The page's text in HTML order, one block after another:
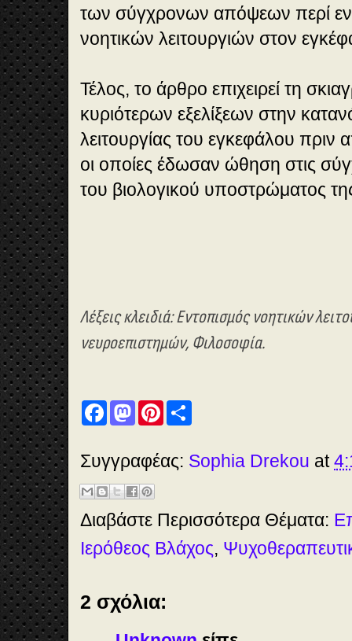
των σύγχρονων απόψεων περί
νοητικών λειτουργιών στον
Τέλος, το άρθρο επιχειρεί τη
κυριότερων εξελίξεων στην
λειτουργίας του εγκεφάλου πριν
οι οποίες έδωσαν ώθηση στις
του βιολογικού υποστρώματος
Λέξεις κλειδιά: Εντοπισμός νοητικών
νευροεπιστημών, Φιλοσοφία.
F
a
b
o
o
k
M
a
o
d
o
n
P
e
r
e
Συγγραφέας: Sophia Drekou at
Διαβάστε Περισσότερα Θέματα:
Ιερόθεος Βλάχος,
2 σχόλια: